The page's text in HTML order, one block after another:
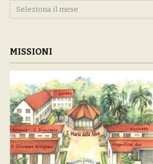
Archivi
MISSIONI